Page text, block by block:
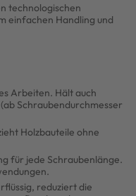
technologischen
einfachen Handling und
Arbeiten. Hält auch
Schraubendurchmesser
Holzbauteile ohne
für jede Schraubenlänge.
reduziert die